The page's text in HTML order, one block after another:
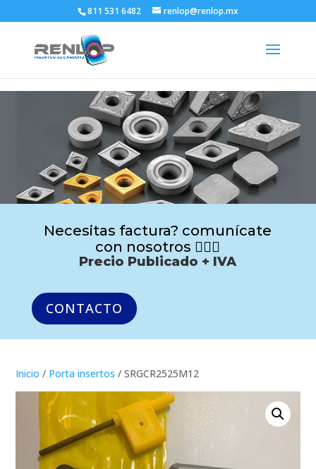
811 531 6482 renlop@renlop.mx
Necesitas factura? comunícate
con nosotros 🙋🏻‍♂️
Precio Publicado + IVA
CONTACTO
Inicio / Porta insertos / SRGCR2525M12